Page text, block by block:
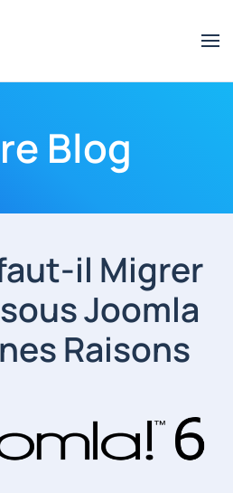
Blog
il Migrer
Joomla
Raisons